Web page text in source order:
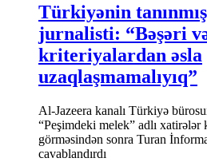
Türkiyənin
jurnalisti: “Bəşəri
kriteriyalardan əsla
uzaqlaşmamalıyıq”
Al-Jazeera kanalı Türkiyə
“Peşimdeki melek” adlı xatirələr
görməsindən sonra Turan
cavablandırdı